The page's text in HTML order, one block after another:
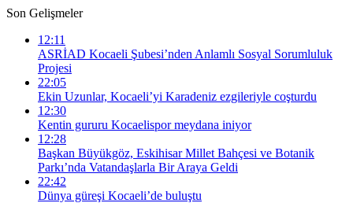
Son Gelişmeler
12:11
ASRİAD Kocaeli Şubesi’nden Anlamlı Sosyal Sorumluluk
Projesi
22:05
Ekin Uzunlar, Kocaeli’yi Karadeniz ezgileriyle coşturdu
12:30
Kentin gururu Kocaelispor meydana iniyor
12:28
Başkan Büyükgöz, Eskihisar Millet Bahçesi ve Botanik
Parkı’nda Vatandaşlarla Bir Araya Geldi
22:42
Dünya güreşi Kocaeli’de buluştu